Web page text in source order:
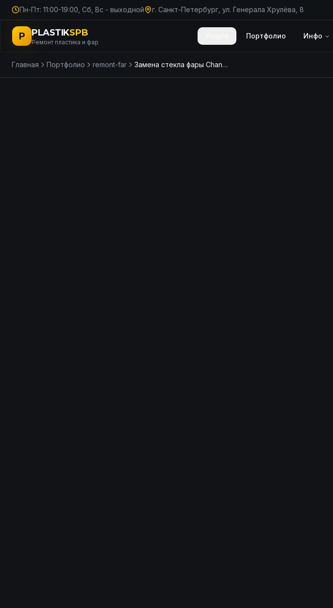
Пн-Пт: 11:00-19:00, Сб, Вс - выходной г. Санкт-Петербург, ул. Генерала Хрулёва, 8
P PLASTIKSPB
Ремонт пластика и фар
Портфолио Инфо
Главная Портфолио remont-far Замена стекла фары Changan UNI-V